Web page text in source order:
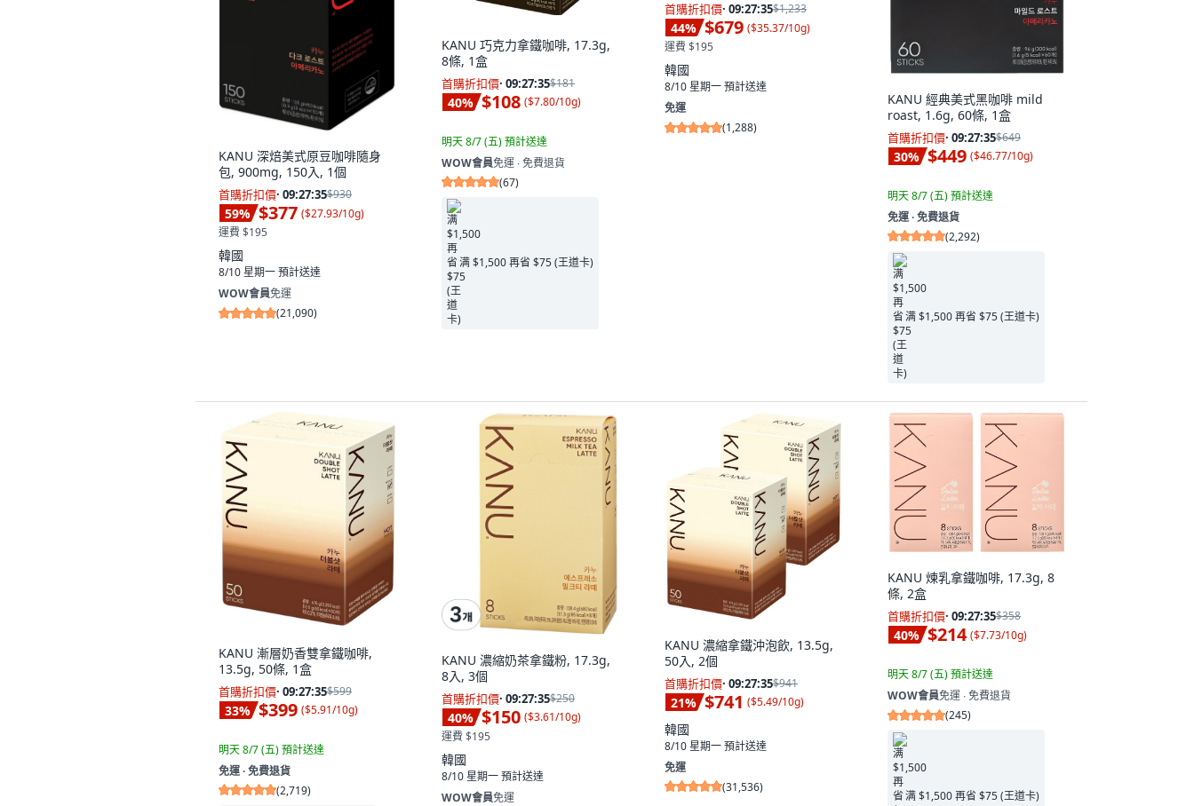
KANU 深焙美式原豆咖啡隨身
包, 900mg, 150入, 1個
首購折扣價· 09:27:34$930
59% $377 ($27.93/10g)
運費 $195
韓國
8/10 星期一預計送達
WOW會員免運
(21,090)
KANU 巧克力拿鐵咖啡, 17.3g,
8條, 1盒
首購折扣價· 09:27:34$181
40% $108 ($7.80/10g)
明天 8/7 (五)預計送達
WOW會員免運 ∙ 免費退貨
(67)
满 $1,500 再省 $75 (王道卡)
首購折扣價· 09:27:34$1,233
44% $679 ($35.37/10g)
運費 $195
韓國
8/10 星期一預計送達
免運
(1,288)
KANU 經典美式黑咖啡 mild
roast, 1.6g, 60條, 1盒
首購折扣價· 09:27:34$649
30% $449 ($46.77/10g)
明天 8/7 (五)預計送達
免運 ∙ 免費退貨
(2,292)
满 $1,500 再省 $75 (王道卡)
KANU 漸層奶香雙拿鐵咖啡,
13.5g, 50條, 1盒
首購折扣價· 09:27:34$599
33% $399 ($5.91/10g)
明天 8/7 (五)預計送達
免運 ∙ 免費退貨
(2,719)
KANU 濃縮奶茶拿鐵粉, 17.3g,
8入, 3個
首購折扣價· 09:27:34$250
40% $150 ($3.61/10g)
運費 $195
韓國
8/10 星期一預計送達
WOW會員免運
KANU 濃縮拿鐵沖泡飲, 13.5g,
50入, 2個
首購折扣價· 09:27:34$941
21% $741 ($5.49/10g)
韓國
8/10 星期一預計送達
免運
(31,536)
KANU 煉乳拿鐵咖啡, 17.3g, 8
條, 2盒
首購折扣價· 09:27:34$358
40% $214 ($7.73/10g)
明天 8/7 (五)預計送達
WOW會員免運 ∙ 免費退貨
(245)
满 $1,500 再省 $75 (王道卡)